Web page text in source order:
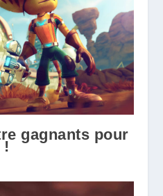
gagnants pour
!